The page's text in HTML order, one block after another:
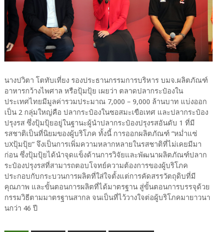
นางปวิตา โตทับเที่ยง รองประธานกรรมการบริหาร บมจ.ผลิตภัณฑ์
อาหารกว้างไพศาล หรือปุ้มปุ้ย เผยว่า ตลาดปลากระป๋องใน
ประเทศไทยมีมูลค่ารวมประมาณ 7,000 – 9,000 ล้านบาท แบ่งออก
เป็น 2 กลุ่มใหญ่คือ ปลากระป๋องในซอสมะเขือเทศ และปลากระป๋อง
ปรุงรส ซึ่งปุ้มปุ้ยอยู่ในฐานะผู้นำปลากระป๋องปรุงรสอันดับ 1 ที่มี
รสชาติเป็นที่นิยมของผู้บริโภค ทั้งนี้ การออกผลิตภัณฑ์ “หม่ำแซ่
บXปุ้มปุ้ย” จึงเป็นการเพิ่มความหลากหลายในรสชาติที่ไม่เคยมีมา
ก่อน ซึ่งปุ้มปุ้ยได้นำจุดแข็งด้านการวิจัยและพัฒนาผลิตภัณฑ์ปลาก
ระป๋องปรุงรสที่สามารถตอบโจทย์ความต้องการของผู้บริโภค
ประกอบกับกระบวนการผลิตที่ใส่ใจตั้งแต่การคัดสรรวัตถุดิบที่มี
คุณภาพ และขั้นตอนการผลิตที่ได้มาตรฐาน สู่ขั้นตอนการบรรจุด้วย
กรรมวิธีตามมาตรฐานสากล จนเป็นที่ไว้วางใจต่อผู้บริโภคมายาวนา
นกว่า 46 ปี